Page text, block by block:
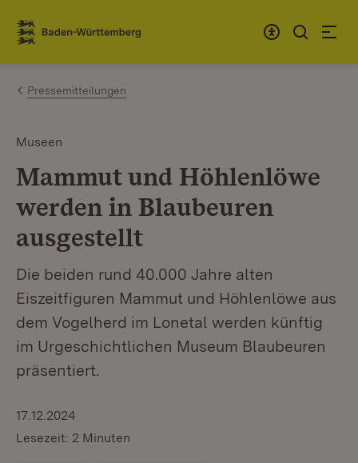
Zum Inhalt springen
Link zur Startseite
Pressemitteilungen
Museen
Mammut und Höhlenlöwe
werden in Blaubeuren
ausgestellt
Die beiden rund 40.000 Jahre alten
Eiszeitfiguren Mammut und Höhlenlöwe aus
dem Vogelherd im Lonetal werden künftig
im Urgeschichtlichen Museum Blaubeuren
präsentiert.
17.12.2024
Lesezeit: 2 Minuten